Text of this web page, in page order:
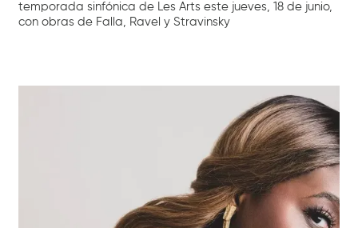
temporada sinfónica de Les Arts este jueves, 18 de junio,
con obras de Falla, Ravel y Stravinsky